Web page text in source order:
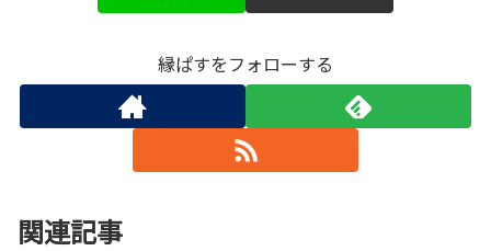
縁ぱすをフォローする
関連記事